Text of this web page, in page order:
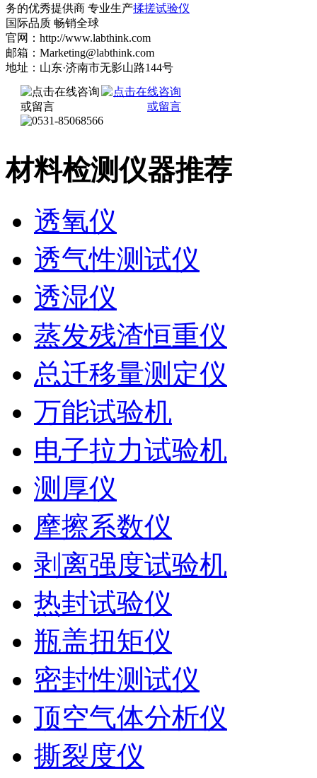
务的优秀提供商 专业生产揉搓试验仪
国际品质 畅销全球
官网：http://www.labthink.com
邮箱：Marketing@labthink.com
地址：山东·济南市无影山路144号
材料检测仪器推荐
透氧仪
透气性测试仪
透湿仪
蒸发残渣恒重仪
总迁移量测定仪
万能试验机
电子拉力试验机
测厚仪
摩擦系数仪
剥离强度试验机
热封试验仪
瓶盖扭矩仪
密封性测试仪
顶空气体分析仪
撕裂度仪